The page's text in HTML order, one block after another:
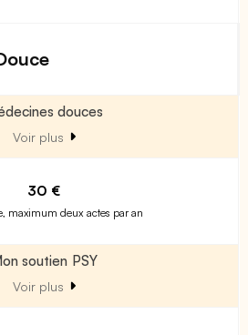
douces
Voir plus
30 €
maximum deux actes par an
soutien PSY
Voir plus